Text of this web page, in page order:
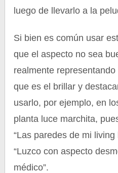
luego de llevarlo a la
Si bien es común usar
que el aspecto no sea
realmente
que es el brillar y
usarlo, por ejemplo, en
planta luce marchita,
“Las paredes de mi
“Luzco con aspecto
médico”.